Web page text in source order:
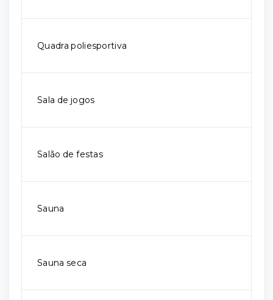
Quadra poliesportiva
Sala de jogos
Salão de festas
Sauna
Sauna seca